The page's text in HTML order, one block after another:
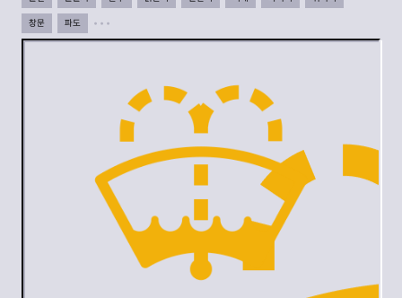
창문 파도